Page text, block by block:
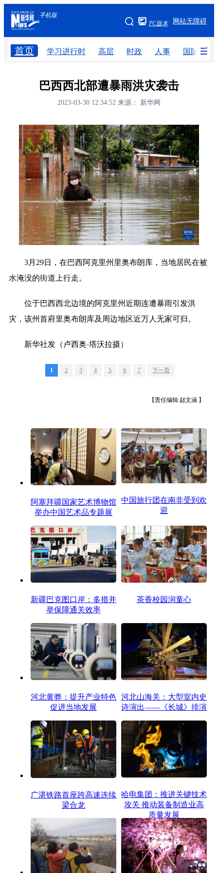
手机版
网站无障碍
PC版本
首页 学习进行时 高层 时政 人事 国际
手机版
网站地图
学习进行时 高层 时政
国际 财经 网评
科技 科创 量子
文化 书画 健康 军事
访谈 视频 图片 政务
法律 中央文件 金融 汽车
食品 人居 信息化 数字经济
学术中国 乡村振兴 银龄 溯源中国
城市 旅游 能源 会展
公益 一带一路 亚太网 上市公司
地方频道
北京
山西 辽宁 吉林
湖南 广东 广西 海南
重庆 四川 贵州 云南
西藏 甘肃 青海
多语种频道
English Français عربى
Русский язык 日本語 한국어
Deutsch Português
巴西西北部遭暴雨洪灾袭击
2023-03-30 12:34:52 来源： 新华网
3月29日，在巴西阿克里州里奥布朗库，当地居民在被
水淹没的街道上行走。
位于巴西西北边境的阿克里州近期连遭暴雨引发洪
灾，该州首府里奥布朗库及周边地区近万人无家可归。
新华社发（卢西奥·塔沃拉摄）
1 2 3 4 5 6 7 下一页
【责任编辑:赵文涵 】
阿塞拜疆国家艺术博物馆
举办中国艺术品专题展
中国旅行团在南非受到欢
迎
新疆巴克图口岸：多措并
举保障通关效率
茶香校园润童心
河北黄骅：提升产业特色
促进当地发展
河北山海关：大型室内史
诗演出——《长城》排演
广湛铁路首座跨高速连续
梁合龙
哈电集团：推进关键技术
攻关 推动装备制造业高
质量发展